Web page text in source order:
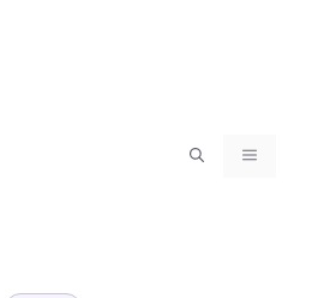
MENÜ